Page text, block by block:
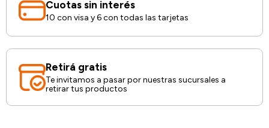
Cuotas sin interés
10 con visa y 6 con todas las tarjetas
Retirá gratis
Te invitamos a pasar por nuestras sucursales a
retirar tus productos